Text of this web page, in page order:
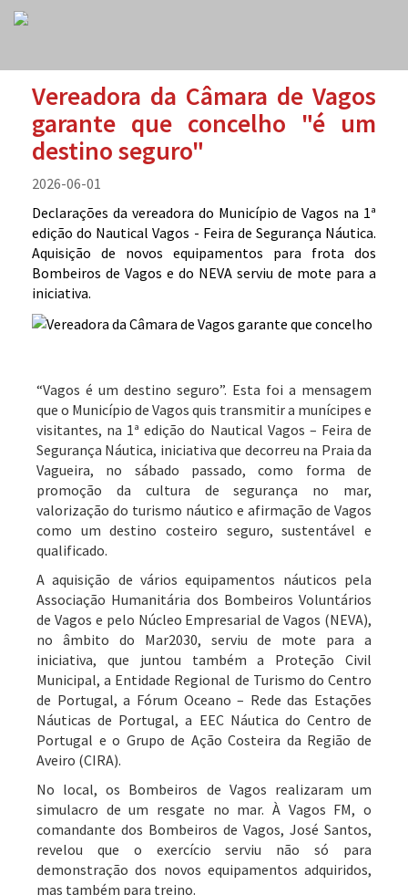
Vereadora da Câmara de Vagos
garante que concelho "é um
destino seguro"
2026-06-01
Declarações da vereadora do Município de Vagos na 1ª
edição do Nautical Vagos - Feira de Segurança Náutica.
Aquisição de novos equipamentos para frota dos
Bombeiros de Vagos e do NEVA serviu de mote para a
iniciativa.
“Vagos é um destino seguro”. Esta foi a mensagem
que o Município de Vagos quis transmitir a munícipes e
visitantes, na 1ª edição do Nautical Vagos – Feira de
Segurança Náutica, iniciativa que decorreu na Praia da
Vagueira, no sábado passado, como forma de
promoção da cultura de segurança no mar,
valorização do turismo náutico e afirmação de Vagos
como um destino costeiro seguro, sustentável e
qualificado.
A aquisição de vários equipamentos náuticos pela
Associação Humanitária dos Bombeiros Voluntários
de Vagos e pelo Núcleo Empresarial de Vagos (NEVA),
no âmbito do Mar2030, serviu de mote para a
iniciativa, que juntou também a Proteção Civil
Municipal, a Entidade Regional de Turismo do Centro
de Portugal, a Fórum Oceano – Rede das Estações
Náuticas de Portugal, a EEC Náutica do Centro de
Portugal e o Grupo de Ação Costeira da Região de
Aveiro (CIRA).
No local, os Bombeiros de Vagos realizaram um
simulacro de um resgate no mar. À Vagos FM, o
comandante dos Bombeiros de Vagos, José Santos,
revelou que o exercício serviu não só para
demonstração dos novos equipamentos adquiridos,
mas também para treino.